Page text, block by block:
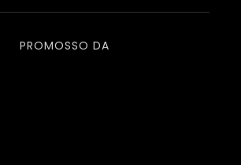
PROMOSSO DA